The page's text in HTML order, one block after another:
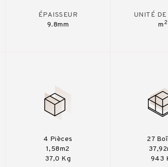
ÉPAISSEUR
9.8mm
UNITÉ DE
m 2
4 Pièces
1,58m2
37,0 Kg
27
943